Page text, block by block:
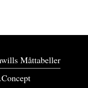
Måttabeller